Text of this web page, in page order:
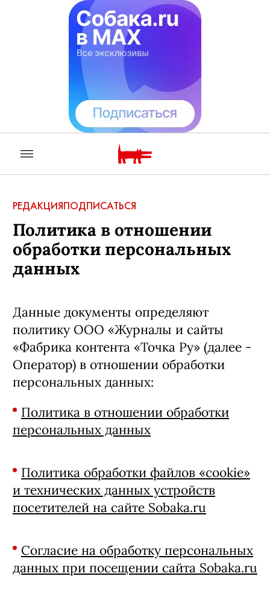
РЕДАКЦИЯПОДПИСАТЬСЯ
Политика в отношении
обработки персональных
данных
Данные документы определяют
политику ООО «Журналы и сайты
«Фабрика контента «Точка Ру» (далее -
Оператор) в отношении обработки
персональных данных:
Политика в отношении обработки
персональных данных
Политика обработки файлов «cookie»
и технических данных устройств
посетителей на сайте Sobaka.ru
Согласие на обработку персональных
данных при посещении сайта Sobaka.ru